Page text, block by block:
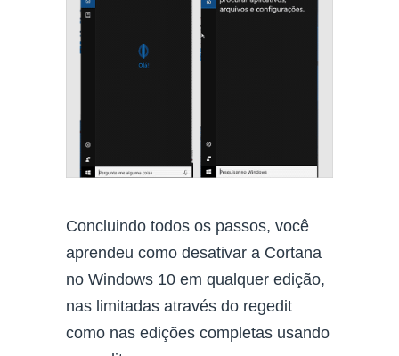
Concluindo todos os passos, você
aprendeu como desativar a Cortana
no Windows 10 em qualquer edição,
nas limitadas através do regedit
como nas edições completas usando